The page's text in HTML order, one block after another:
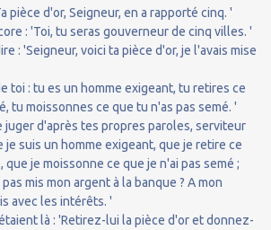
pièce d'or, Seigneur, en a rapporté cinq. '
: 'Toi, tu seras gouverneur de cinq villes. '
: 'Seigneur, voici ta pièce d'or, je l'avais mise
toi : tu es un homme exigeant, tu retires ce
tu moissonnes ce que tu n'as pas semé. '
juger d'après tes propres paroles, serviteur
je suis un homme exigeant, que je retire ce
que je moissonne ce que je n'ai pas semé ;
mis mon argent à la banque ? A mon
avec les intérêts. '
là : 'Retirez-lui la pièce d'or et donnez-